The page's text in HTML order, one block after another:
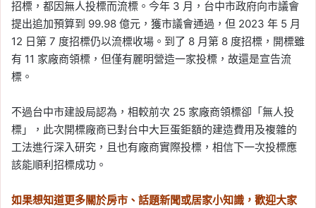
招標，都因無人投標而流標。今年 3 月，台中市政府向市議會
提出追加預算到 99.98 億元，獲市議會通過，但 2023 年 5 月
12 日第 7 度招標仍以流標收場。到了 8 月第 8 度招標，開標雖
有 11 家廠商領標，但僅有麗明營造一家投標，故還是宣告流
標。
不過台中市建設局認為，相較前次 25 家廠商領標卻「無人投
標」，此次開標廠商已對台中大巨蛋鉅額的建造費用及複雜的
工法進行深入研究，且也有廠商實際投標，相信下一次投標應
該能順利招標成功。
如果想知道更多關於房市、話題新聞或居家小知識，歡迎大家